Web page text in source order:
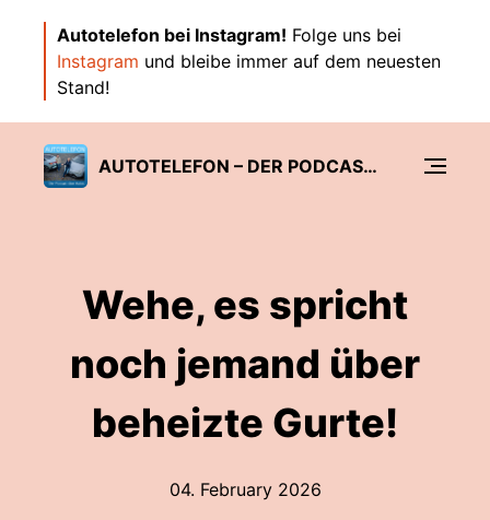
Autotelefon bei Instagram! Folge uns bei
Instagram und bleibe immer auf dem neuesten
Stand!
AUTOTELEFON – DER PODCAST ÜBER AUTOS.
Wehe, es spricht
noch jemand über
beheizte Gurte!
04. February 2026